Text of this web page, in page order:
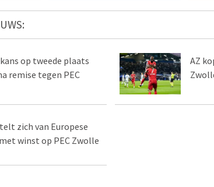
op tweede plaats
remise tegen PEC
AZ
zich van Europese
winst op PEC Zwolle